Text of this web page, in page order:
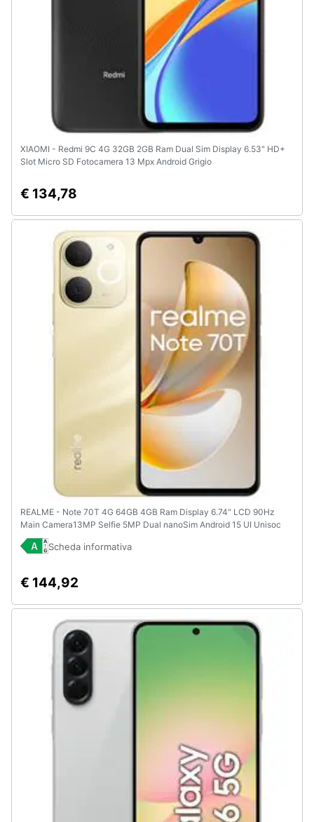
XIAOMI - Redmi 9C 4G 32GB 2GB Ram Dual Sim Display 6.53" HD+
Slot Micro SD Fotocamera 13 Mpx Android Grigio
€ 134,78
REALME - Note 70T 4G 64GB 4GB Ram Display 6.74" LCD 90Hz
Main Camera13MP Selfie 5MP Dual nanoSim Android 15 UI Unisoc
T7250 6000mAh Beach Gold
Scheda informativa
€ 144,92